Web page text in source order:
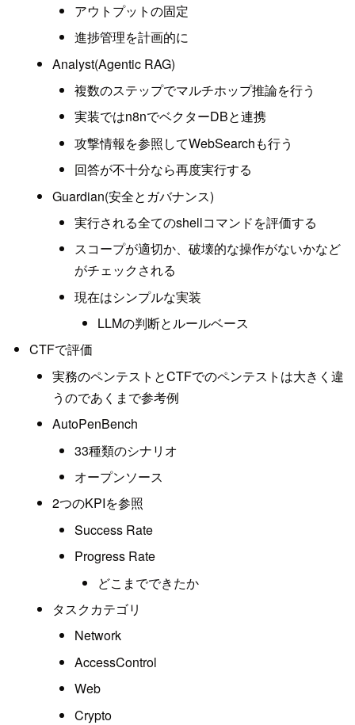
アウトプットの固定
進捗管理を計画的に
Analyst(Agentic RAG)
複数のステップでマルチホップ推論を行う
実装ではn8nでベクターDBと連携
攻撃情報を参照してWebSearchも行う
回答が不十分なら再度実行する
Guardian(安全とガバナンス)
実行される全てのshellコマンドを評価する
スコープが適切か、破壊的な操作がないかなど
がチェックされる
現在はシンプルな実装
LLMの判断とルールベース
CTFで評価
実務のペンテストとCTFでのペンテストは大きく違
うのであくまで参考例
AutoPenBench
33種類のシナリオ
オープンソース
2つのKPIを参照
Success Rate
Progress Rate
どこまでできたか
タスクカテゴリ
Network
AccessControl
Web
Crypto